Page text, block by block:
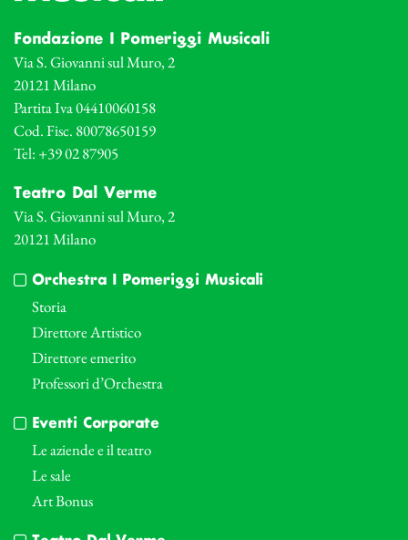
Fondazione I Pomeriggi Musicali
Via S. Giovanni sul Muro, 2
20121 Milano
Partita Iva 04410060158
Cod. Fisc. 80078650159
Tel: +39 02 87905
Teatro Dal Verme
Via S. Giovanni sul Muro, 2
20121 Milano
Orchestra I Pomeriggi Musicali
Storia
Direttore Artistico
Direttore emerito
Professori d’Orchestra
Eventi Corporate
Le aziende e il teatro
Le sale
Art Bonus